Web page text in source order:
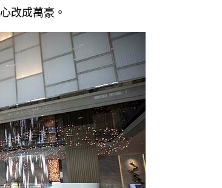
改成萬豪。